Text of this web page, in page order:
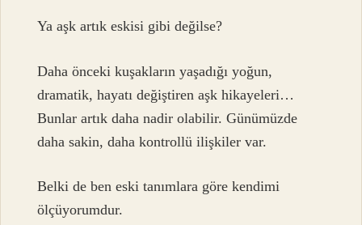
Ya aşk artık eskisi gibi değilse?
Daha önceki kuşakların yaşadığı yoğun,
dramatik, hayatı değiştiren aşk hikayeleri…
Bunlar artık daha nadir olabilir. Günümüzde
daha sakin, daha kontrollü ilişkiler var.
Belki de ben eski tanımlara göre kendimi
ölçüyorumdur.